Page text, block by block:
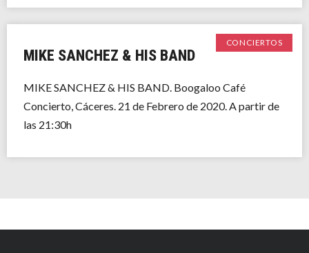
CONCIERTOS
MIKE SANCHEZ & HIS BAND
MIKE SANCHEZ & HIS BAND. Boogaloo Café
Concierto, Cáceres. 21 de Febrero de 2020. A partir de
las 21:30h